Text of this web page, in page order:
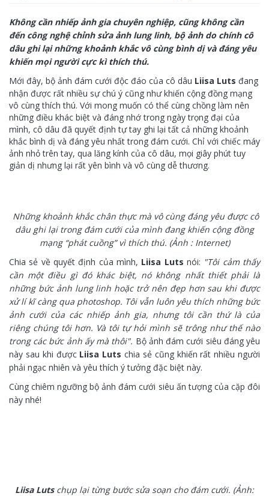
Không cần nhiếp ảnh gia chuyên nghiệp, cũng không cần
đến công nghệ chỉnh sửa ảnh lung linh, bộ ảnh do chính cô
dâu ghi lại những khoảnh khắc vô cùng bình dị và đáng yêu
khiến mọi người cực kì thích thú.
Mới đây, bộ ảnh đám cưới độc đáo của cô dâu Liisa Luts đang
nhận được rất nhiều sự chú ý cũng như khiến cộng đồng mạng
vô cùng thích thú. Với mong muốn có thể cùng chồng làm nên
những điều khác biệt và đáng nhớ trong ngày trọng đại của
mình, cô dâu đã quyết định tự tay ghi lại tất cả những khoảnh
khắc bình dị và đáng yêu nhất trong đám cưới. Chỉ với chiếc máy
ảnh nhỏ trên tay, qua lăng kính của cô dâu, mọi giây phút tuy
giản dị nhưng lại rất yên bình và vô cùng dễ thương.
Những khoảnh khắc chân thực mà vô cùng đáng yêu được cô
dâu ghi lại trong đám cưới của mình đang khiến cộng đồng
mạng “phát cuồng” vì thích thú. (Ảnh : Internet)
Chia sẻ về quyết định của mình, Liisa Luts nói: "Tôi cảm thấy
cần một điều gì đó khác biệt, nó không nhất thiết phải là
những bức ảnh lung linh hoặc trở nên đẹp hơn sau khi được
xử lí kĩ càng qua photoshop. Tôi vẫn luôn yêu thích những bức
ảnh cưới của các nhiếp ảnh gia, nhưng tôi cần thứ là của
riêng chúng tôi hơn. Và tôi tự hỏi mình sẽ trông như thế nào
trong các bức ảnh ấy mà thôi". Bộ ảnh đám cưới siêu đáng yêu
này sau khi đượcLiisa Luts chia sẻ cũng khiến rất nhiều người
phải ngạc nhiên và yêu thích ý tưởng đặc biệt này.
Cùng chiêm ngưỡng bộ ảnh đám cưới siêu ấn tượng của cặp đôi
này nhé!
Liisa Lutschụp lại từng bước sửa soạn cho đám cưới. (Ảnh: